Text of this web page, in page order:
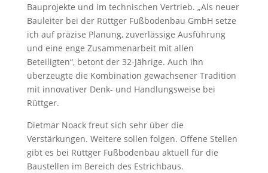
Bauprojekte und im technischen Vertrieb. „Als neuer
Bauleiter bei der Rüttger Fußbodenbau GmbH setze
ich auf präzise Planung, zuverlässige Ausführung
und eine enge Zusammenarbeit mit allen
Beteiligten“, betont der 32-Jährige. Auch ihn
überzeugte die Kombination gewachsener Tradition
mit innovativer Denk- und Handlungsweise bei
Rüttger.
Dietmar Noack freut sich sehr über die
Verstärkungen. Weitere sollen folgen. Offene Stellen
gibt es bei Rüttger Fußbodenbau aktuell für die
Baustellen im Bereich des Estrichbaus.